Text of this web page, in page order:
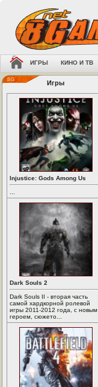
ИГРЫ КИНО И ТВ
Игры
Injustice: Gods Among Us
Dark Souls 2
Dark Souls II - вторая часть
самой хардкорной ролевой
игры 2011-2012 года, с новым
героем, сюжето...